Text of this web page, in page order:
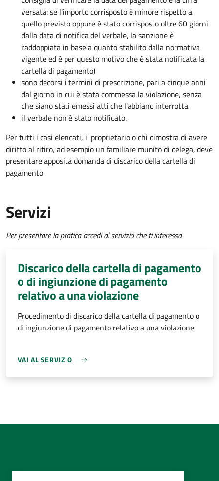
versata: se l'importo corrisposto è minore rispetto a
quello previsto oppure è stato corrisposto oltre 60 giorni
dalla data di notifica del verbale, la sanzione è
raddoppiata in base a quanto stabilito dalla normativa
vigente ed è per questo motivo che è stata notificata la
cartella di pagamento)
sono decorsi i termini di prescrizione, pari a cinque anni
dal giorno in cui è stata commessa la violazione, senza
che siano stati emessi atti che l'abbiano interrotta
il verbale non è stato notificato.
Per tutti i casi elencati, il proprietario o chi dimostra di avere
diritto al ritiro, ad esempio un familiare munito di delega, deve
presentare apposita domanda di discarico della cartella di
pagamento.
Servizi
Per presentare la pratica accedi al servizio che ti interessa
Discarico della cartella di pagamento
o di ingiunzione di pagamento
relativo a una violazione
Procedimento di discarico della cartella di pagamento o
di ingiunzione di pagamento relativo a una violazione
VAI AL SERVIZIO